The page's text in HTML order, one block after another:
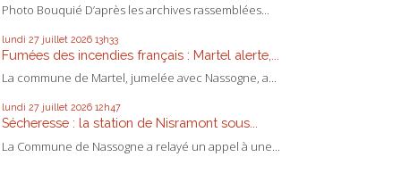
Photo Bouquié D’après les archives rassemblées...
lundi 27 juillet 2026 13h33
Fumées des incendies français : Martel alerte,...
La commune de Martel, jumelée avec Nassogne, a...
lundi 27 juillet 2026 12h47
Sécheresse : la station de Nisramont sous...
La Commune de Nassogne a relayé un appel à une...